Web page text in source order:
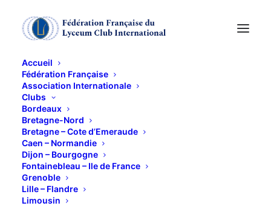
Accueil
Fédération Française
Association Internationale
Clubs
Bordeaux
Bretagne-Nord
Bretagne – Cote d’Emeraude
Caen – Normandie
Dijon – Bourgogne
Fontainebleau – Ile de France
Grenoble
Lille – Flandre
Limousin
Trésorière-adjointe